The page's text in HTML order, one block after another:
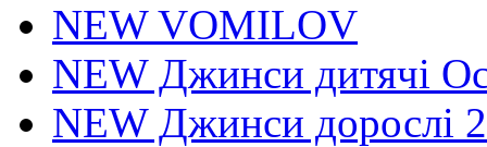
NEW VOMILOV
NEW Джинси дитячі
NEW Джинси дорослі